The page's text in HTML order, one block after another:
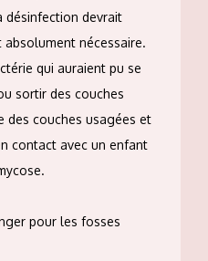
désinfection devrait
absolument nécessaire.
qui auraient pu se
sortir des couches
des couches usagées et
contact avec un enfant
pour les fosses